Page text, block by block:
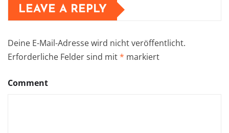
LEAVE A REPLY
Deine E-Mail-Adresse wird nicht veröffentlicht.
Erforderliche Felder sind mit* markiert
Comment